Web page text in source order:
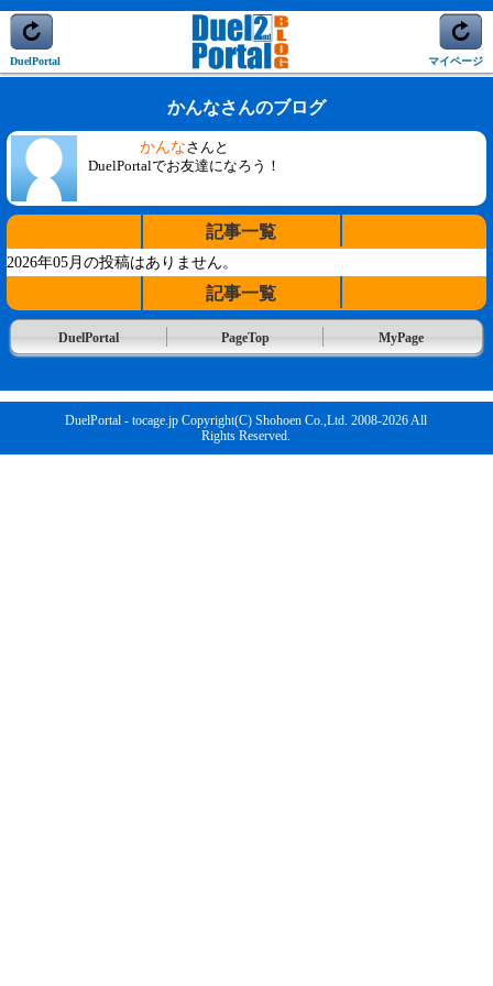
DuelPortal マイページ
かんなさんのブログ
かんなさんと
DuelPortalでお友達になろう！
記事一覧
2026年05月の投稿はありません。
記事一覧
DuelPortal PageTop MyPage
DuelPortal - tocage.jp Copyright(C) Shohoen Co.,Ltd. 2008-2026 All
Rights Reserved.